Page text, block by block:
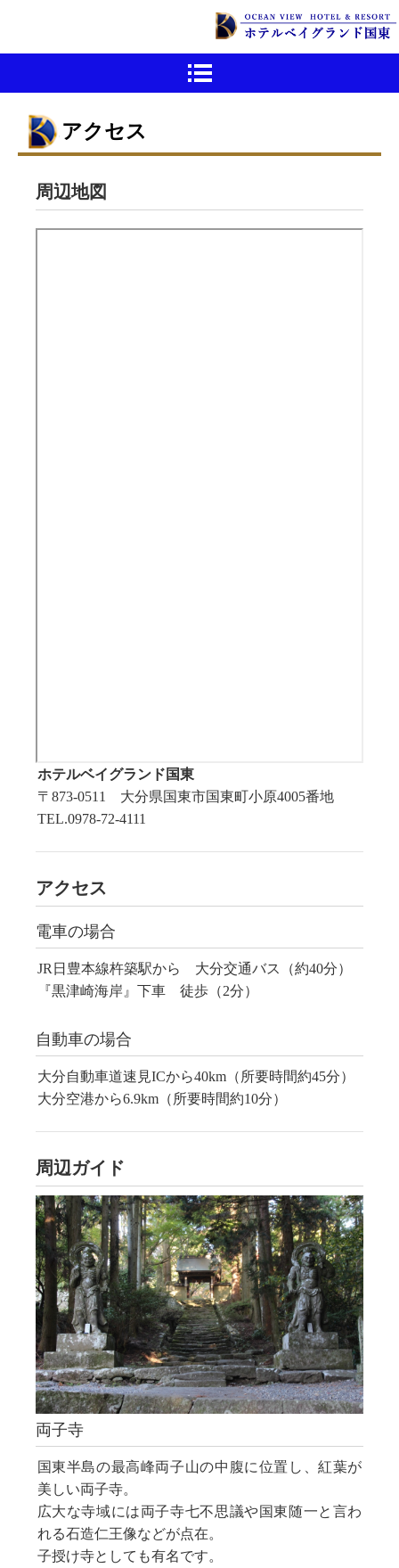
アクセス
周辺地図
ホテルベイグランド国東
〒873-0511 大分県国東市国東町小原4005番地
TEL.0978-72-4111
アクセス
電車の場合
JR日豊本線杵築駅から 大分交通バス（約40分）
『黒津崎海岸』下車 徒歩（2分）
自動車の場合
大分自動車道速見ICから40km（所要時間約45分）
大分空港から6.9km（所要時間約10分）
周辺ガイド
両子寺
国東半島の最高峰両子山の中腹に位置し、紅葉が
美しい両子寺。
広大な寺域には両子寺七不思議や国東随一と言わ
れる石造仁王像などが点在。
子授け寺としても有名です。